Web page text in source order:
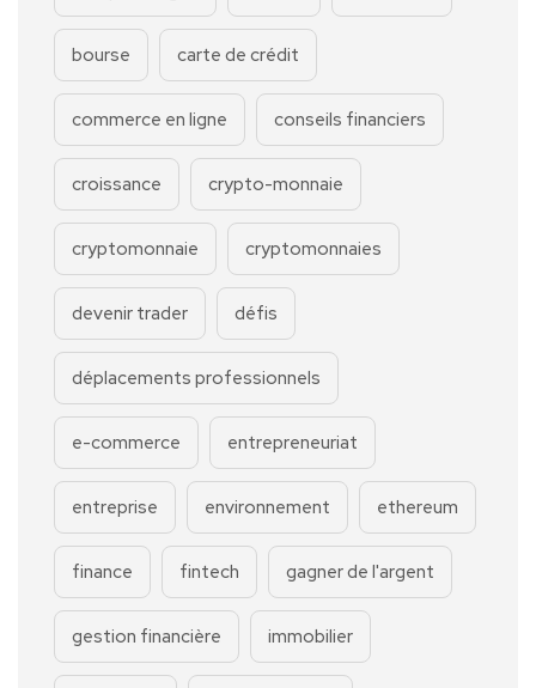
bourse carte de crédit
commerce en ligne conseils financiers
croissance crypto-monnaie
cryptomonnaie cryptomonnaies
devenir trader défis
déplacements professionnels
e-commerce entrepreneuriat
entreprise environnement ethereum
finance fintech gagner de l'argent
gestion financière immobilier